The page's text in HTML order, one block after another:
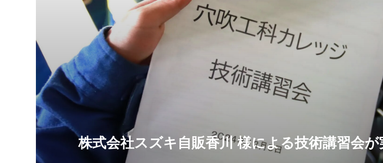
株式会社スズキ自販香川 様による技術講習会